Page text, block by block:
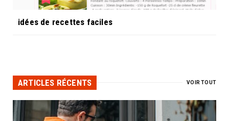
idées de recettes faciles
ARTICLES RÉCENTS VOIR TOUT